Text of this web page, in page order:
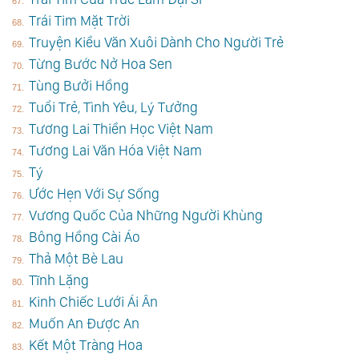
Trái Tim Mặt Trời
Truyện Kiều Văn Xuôi Dành Cho Người Trẻ
Từng Bước Nở Hoa Sen
Tùng Bưởi Hồng
Tuổi Trẻ, Tình Yêu, Lý Tưởng
Tương Lai Thiền Học Việt Nam
Tương Lai Văn Hóa Việt Nam
Tý
Ước Hẹn Với Sự Sống
Vương Quốc Của Những Người Khùng
Bông Hồng Cài Áo
Thả Một Bè Lau
Tĩnh Lặng
Kinh Chiếc Lưới Ái Ân
Muốn An Được An
Kết Một Tràng Hoa